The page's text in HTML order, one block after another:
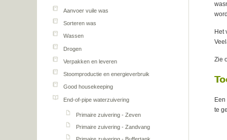
Aanvoer vuile was
Sorteren was
Wassen
Drogen
Verpakken en leveren
Stoomproductie en energieverbruik
Good housekeeping
End-of-pipe waterzuivering
Primaire zuivering - Zeven
Primaire zuivering - Zandvang
Het
Zie
te